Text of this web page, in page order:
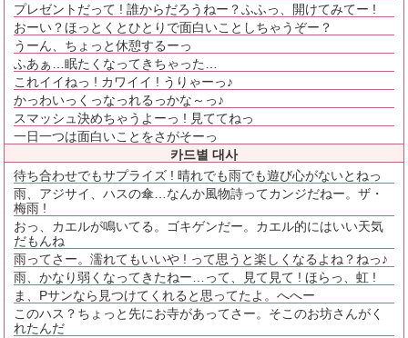
プレゼントだって ! 誰からだろうねー？ふふっ、開けてみてー !
おーい？ほっとくとひとりで面白いことしちゃうぞー？
うーん、ちょっと休憩するーっ
ふあぁ…眠たくなってきちゃった…
これイイねっ ! カワイイ ! うりゃーっ♪
かっわいっくっなっれるっかな～っ♪
スマッシュ決めちゃうよーっ ! 見ててねっ
一日一つは面白いことをさがそーっ
카드별 대사
待ち合わせでもサプライズ ! 晴れでも雨でも遊び心がないとねっ
雨、アジサイ、ハスの傘…なんか風物詩ってカンジだねー。ザ・
梅雨 !
おっ、カエルが鳴いてる。ゴキゲンだー。カエル的にはいい天気
だもんね
雨ってさー。濡れてもいいや ! って思うと楽しくなるよね？ねっ♪
雨、かなり弱くなってきたねー…って、見て見て ! ほらっ、虹 !
ま、Pサンなら見つけてくれると思ってたよ。へへー
このハス？ちょっと先にお寺があってさー。そこのお坊さんがく
れたんだ